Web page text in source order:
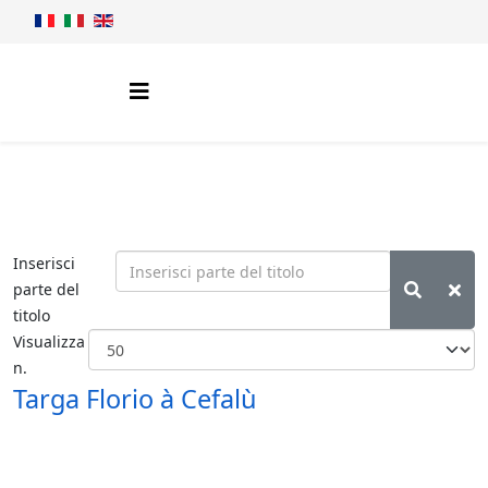
Inserisci
parte del
titolo
Visualizza
n.
Targa Florio à Cefalù